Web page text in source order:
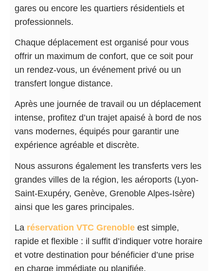
gares ou encore les quartiers résidentiels et
professionnels.
Chaque déplacement est organisé pour vous
offrir un maximum de confort, que ce soit pour
un rendez-vous, un événement privé ou un
transfert longue distance.
Après une journée de travail ou un déplacement
intense, profitez d’un trajet apaisé à bord de nos
vans modernes, équipés pour garantir une
expérience agréable et discrète.
Nous assurons également les transferts vers les
grandes villes de la région, les aéroports (Lyon-
Saint-Exupéry, Genève, Grenoble Alpes-Isère)
ainsi que les gares principales.
La réservation VTC Grenoble est simple,
rapide et flexible : il suffit d’indiquer votre horaire
et votre destination pour bénéficier d’une prise
en charge immédiate ou planifiée.